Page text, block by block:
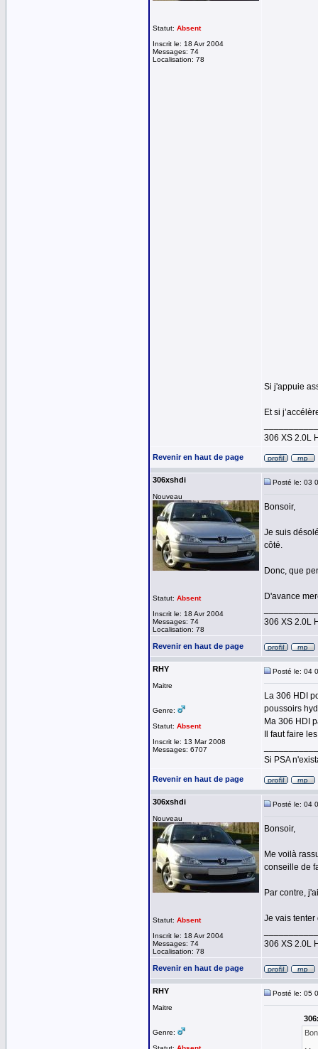
Statut: Absent
Inscrit le: 18 Avr 2004
Messages: 74
Localisation: 78
Si j'appuie
Et si
306 XS 2.0L
Revenir en haut de page
306xshdi
Nouveau
Statut: Absent
Inscrit le: 18 Avr 2004
Messages: 74
Localisation: 78
Posté le: 03
Bonsoir,
Je suis
côté.
Donc, que
D'avance
306 XS 2.0L
Revenir en haut de page
RHY
Maitre
Genre:
Statut: Absent
Inscrit le: 13 Mar 2008
Messages: 6707
Posté le: 04
La 306 HDI
poussoirs
Ma 306 HDI
Il faut faire
Si PSA
Revenir en haut de page
306xshdi
Nouveau
Statut: Absent
Inscrit le: 18 Avr 2004
Messages: 74
Localisation: 78
Posté le: 04
Bonsoir,
Me voilà
conseille de
Par contre,
Je vais
306 XS 2.0L
Revenir en haut de page
RHY
Maitre
Genre:
Posté le: 05